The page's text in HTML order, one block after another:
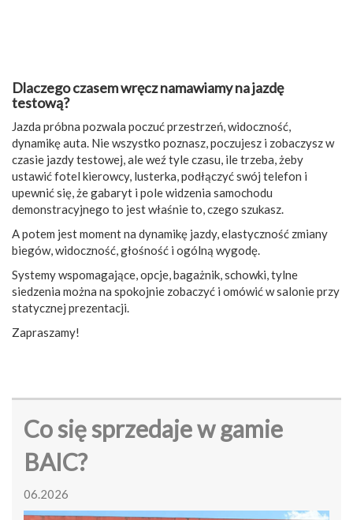
Dlaczego czasem wręcz namawiamy na jazdę
testową?
Jazda próbna pozwala poczuć przestrzeń, widoczność,
dynamikę auta. Nie wszystko poznasz, poczujesz i zobaczysz w
czasie jazdy testowej, ale weź tyle czasu, ile trzeba, żeby
ustawić fotel kierowcy, lusterka, podłączyć swój telefon i
upewnić się, że gabaryt i pole widzenia samochodu
demonstracyjnego to jest właśnie to, czego szukasz.
A potem jest moment na dynamikę jazdy, elastyczność zmiany
biegów, widoczność, głośność i ogólną wygodę.
Systemy wspomagające, opcje, bagażnik, schowki, tylne
siedzenia można na spokojnie zobaczyć i omówić w salonie przy
statycznej prezentacji.
Zapraszamy!
Co się sprzedaje w gamie
BAIC?
06.2026